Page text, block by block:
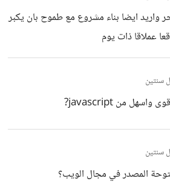
واريد ايضا بناء مشروع مع طموح بان يكبر
عملاقا ذات يوم
سنتين
سنتين
المصدر في مجال الويب؟